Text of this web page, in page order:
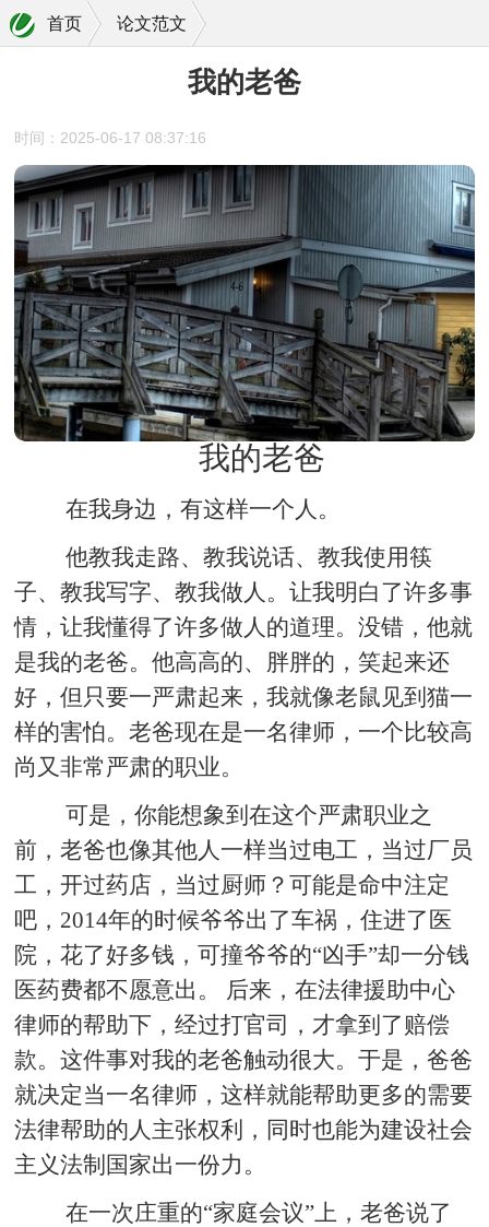
首页 论文范文
我的老爸
时间：2025-06-17 08:37:16
我的老爸
在我身边，有这样一个人。
他教我走路、教我说话、教我使用筷
子、教我写字、教我做人。让我明白了许多事
情，让我懂得了许多做人的道理。没错，他就
是我的老爸。他高高的、胖胖的，笑起来还
好，但只要一严肃起来，我就像老鼠见到猫一
样的害怕。老爸现在是一名律师，一个比较高
尚又非常严肃的职业。
可是，你能想象到在这个严肃职业之
前，老爸也像其他人一样当过电工，当过厂员
工，开过药店，当过厨师？可能是命中注定
吧，2014年的时候爷爷出了车祸，住进了医
院，花了好多钱，可撞爷爷的“凶手”却一分钱
医药费都不愿意出。 后来，在法律援助中心
律师的帮助下，经过打官司，才拿到了赔偿
款。这件事对我的老爸触动很大。于是，爸爸
就决定当一名律师，这样就能帮助更多的需要
法律帮助的人主张权利，同时也能为建设社会
主义法制国家出一份力。
在一次庄重的“家庭会议”上，老爸说了